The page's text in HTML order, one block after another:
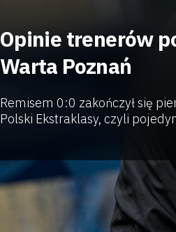
Opinie trenerów
Warta Poznań
Remisem 0:0 zakończył się
Polski Ekstraklasy, czyli